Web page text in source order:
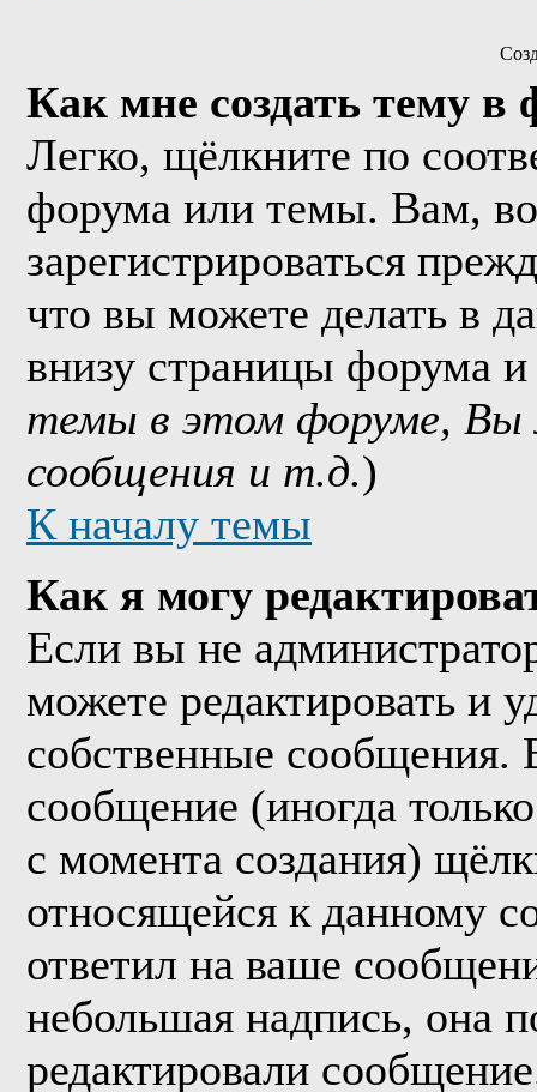
Как мне создать тему в
Легко, щёлкните по
форума или темы. Вам,
зарегистрироваться
что вы можете делать в
внизу страницы форума
темы в этом форуме,
сообщения и т.д.)
К началу темы
Как я могу
Если вы не
можете редактировать и
собственные сообщения.
сообщение (иногда
с момента создания)
относящейся к данному
ответил на ваше
небольшая надпись, она
редактировали